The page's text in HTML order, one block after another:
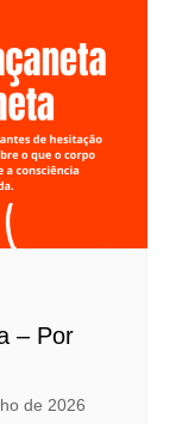
– Por
de 2026